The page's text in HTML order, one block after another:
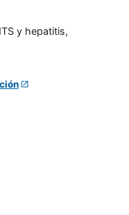
y hepatitis,